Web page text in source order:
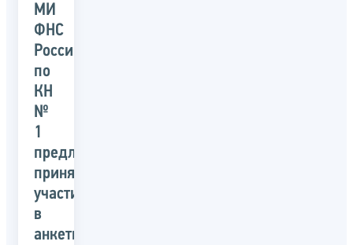
МИ
ФНС
России
по
КН
№
1
предлагает
принять
участие
в
анкетировании